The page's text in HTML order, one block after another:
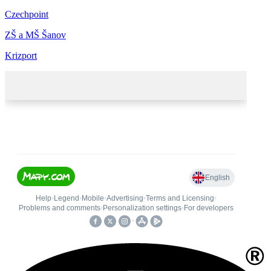
Czechpoint
ZŠ a MŠ Šanov
Krizport